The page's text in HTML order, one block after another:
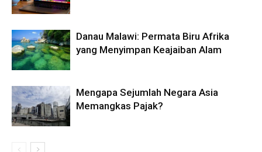
Danau Malawi: Permata Biru Afrika
yang Menyimpan Keajaiban Alam
Mengapa Sejumlah Negara Asia
Memangkas Pajak?